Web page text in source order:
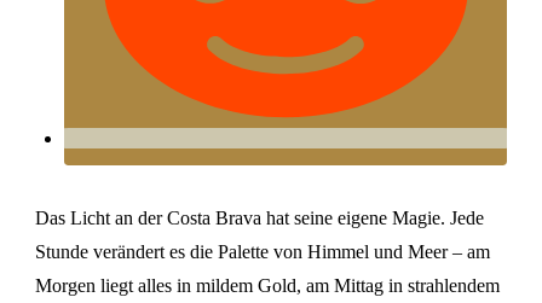
Das Licht an der Costa Brava hat seine eigene Magie. Jede
Stunde verändert es die Palette von Himmel und Meer – am
Morgen liegt alles in mildem Gold, am Mittag in strahlendem